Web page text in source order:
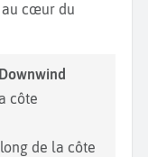
cœur du
côte
de la côte